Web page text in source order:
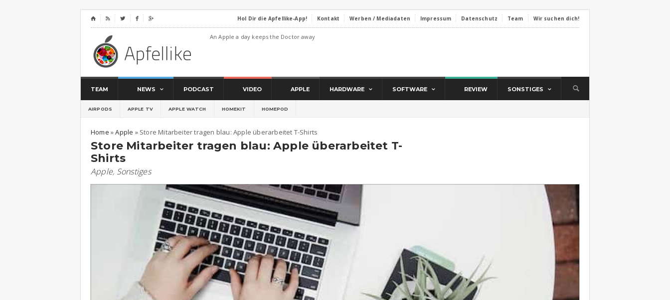
⌂     Hol Dir die Apfellike-App! Kontakt Werben / Mediadaten Impressum Datenschutz Team Wir suchen dich!
An Apple a day keeps the Doctor away
TEAM NEWS PODCAST VIDEO APPLE HARDWARE SOFTWARE REVIEW SONSTIGES
AIRPODS APPLE TV APPLE WATCH HOMEKIT HOMEPOD
Home »Apple » Store Mitarbeiter tragen blau: Apple überarbeitet T-Shirts
Store Mitarbeiter tragen blau: Apple überarbeitet T-
Shirts
Apple, Sonstiges